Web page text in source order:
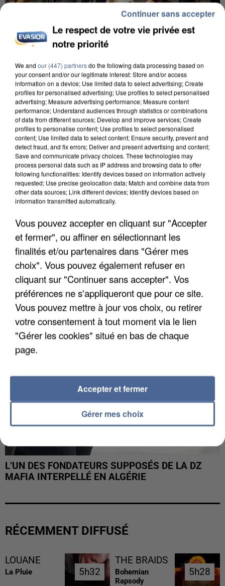
INCENDIES : L’ÎLE-DE-FRANCE LANCE UN ÉLAN
DE SOLIDARITÉ AVEC LES...
APRÈS TOUTES CES CANICULES, LES REFUGES
DE FAUNE SAUVAGE SONT...
L’UN DES FONDATEURS SUPPOSÉS DE LA DZ
MAFIA INTERPELLÉ EN ALGÉRIE
RÉCEMMENT DIFFUSÉ
LOUANE
La Pluie 5h32
5h32
THE BRAIDS
Bohemian
Rapsody
5h28
5h28
Le respect de votre vie privée est
notre priorité
We and our (447) partnersdo the following data processing based on
your consent and/or our legitimate interest: Store and/or access
information on a device; Use limited data to select advertising; Create
profiles for personalised advertising; Use profiles to select personalised
advertising; Measure advertising performance; Measure content
performance; Understand audiences through statistics or combinations
of data from different sources; Develop and improve services; Create
profiles to personalise content; Use profiles to select personalised
content; Use limited data to select content; Ensure security, prevent and
detect fraud, and fix errors; Deliver and present advertising and content;
Save and communicate privacy choices. These technologies may
process personal data such as IP address and browsing data to offer
following functionalities: Identify devices based on information actively
requested; Use precise geolocation data; Match and combine data from
other data sources; Link different devices; Identify devices based on
information transmitted automatically.
Vous pouvez accepter en cliquant sur "Accepter
et fermer", ou affiner en sélectionnant les
finalités et/ou partenaires dans "Gérer mes
choix". Vous pouvez également refuser en
cliquant sur "Continuer sans accepter". Vos
préférences ne s'appliqueront que pour ce site.
Vous pouvez mettre à jour vos choix, ou retirer
votre consentement à tout moment via le lien
"Gérer les cookies" situé en bas de chaque
page.
Gérer mes choix
Accepter et fermer
Continuer sans accepter